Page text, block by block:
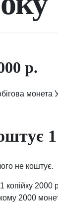
р.
не коштує.
1 копійку
2000